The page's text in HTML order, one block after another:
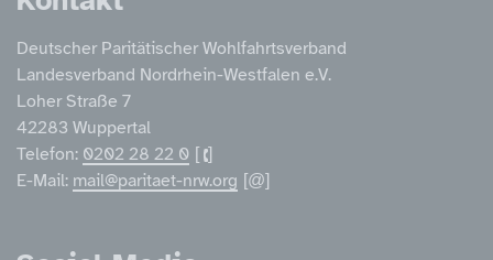
Deutscher Paritätischer Wohlfahrtsverband
Landesverband Nordrhein-Westfalen e.V.
Loher Straße 7
42283 Wuppertal
Telefon: 0202 28 22 0
E-Mail: mail@paritaet-nrw.org